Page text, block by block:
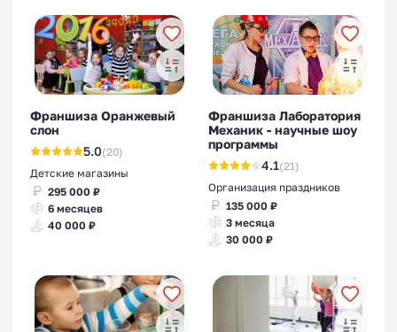
Франшиза Оранжевый
слон
5.0(20)
Детские магазины
295 000 ₽
6 месяцев
40 000 ₽
Франшиза Лаборатория
Механик - научные шоу
программы
4.1(21)
Организация праздников
135 000 ₽
3 месяца
30 000 ₽